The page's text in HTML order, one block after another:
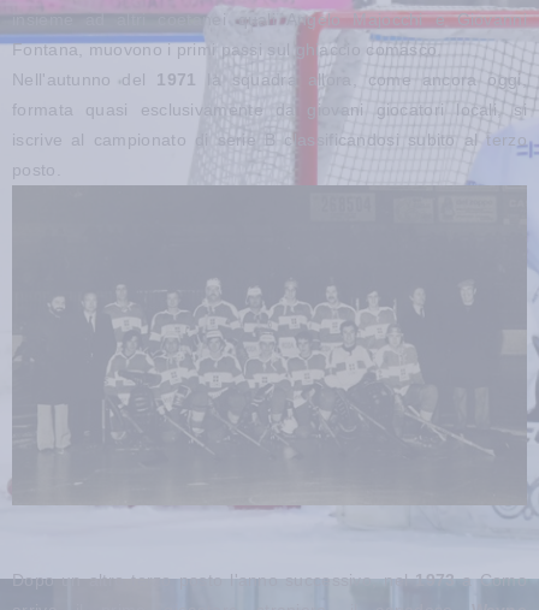
insieme ad altri coetanei quali Angelo Majocchi e Giovanni
Fontana, muovono i primi passi sul ghiaccio comasco.
Nell'autunno del 1971
la squadra allora, come ancora oggi,
formata quasi esclusivamente da giovani giocatori locali, si
iscrive al campionato di serie B classificandosi subito al terzo
posto.
Dopo un altro terzo posto l'anno successivo, nel1973a Como